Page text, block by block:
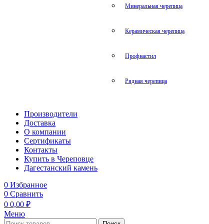
Минеральная черепица
Керамическая черепица
Профнастил
Рядная черепица
Производители
Доставка
О компании
Сертификаты
Контакты
Купить в Череповце
Дагестанский камень
0 Избранное
0 Сравнить
0 0,00 ₽
Меню